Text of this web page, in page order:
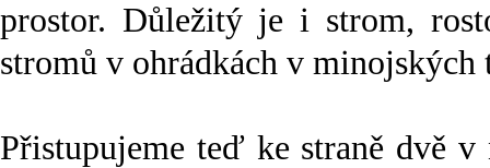
prostor. Důležitý je i strom,
stromů v ohrádkách v minojských
Přistupujeme teď ke straně dvě v